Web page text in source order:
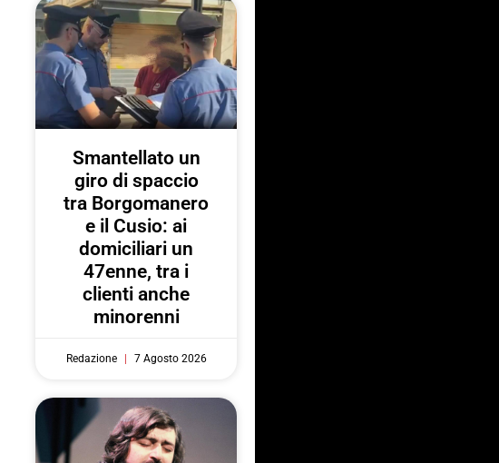
Smantellato un
giro di spaccio
tra Borgomanero
e il Cusio: ai
domiciliari un
47enne, tra i
clienti anche
minorenni
Redazione 7 Agosto 2026